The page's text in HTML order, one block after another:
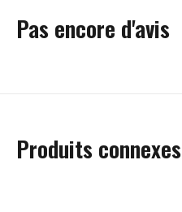
Pas encore d'avis
Produits connexes